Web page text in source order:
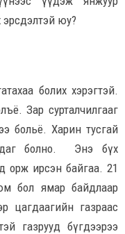
юу?
болих хэрэгтэй.
Зар сурталчилгааг
больё. Харин тусгай
болно. Энэ бүх
орж ирсэн байгаа. 21
бол ямар байдлаар
цагдаагийн газраас
газрууд бүгдээрээ